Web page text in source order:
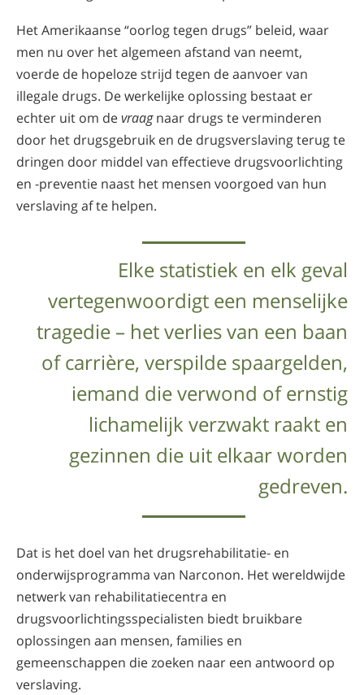
Het Amerikaanse “oorlog tegen drugs” beleid, waar
men nu over het algemeen afstand van neemt,
voerde de hopeloze strijd tegen de aanvoer van
illegale drugs. De werkelijke oplossing bestaat er
echter uit om devraagnaar drugs te verminderen
door het drugsgebruik en de drugsverslaving terug te
dringen door middel van effectieve drugsvoorlichting
en -preventie naast het mensen voorgoed van hun
verslaving af te helpen.
Elke statistiek en elk geval
vertegenwoordigt een menselijke
tragedie – het verlies van een baan
of carrière, verspilde spaargelden,
iemand die verwond of ernstig
lichamelijk verzwakt raakt en
gezinnen die uit elkaar worden
gedreven.
Dat is het doel van het drugsrehabilitatie- en
onderwijsprogramma van Narconon. Het wereldwijde
netwerk van rehabilitatiecentra en
drugsvoorlichtingsspecialisten biedt bruikbare
oplossingen aan mensen, families en
gemeenschappen die zoeken naar een antwoord op
verslaving.